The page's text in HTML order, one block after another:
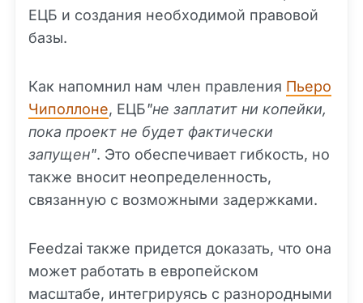
ЕЦБ и создания необходимой правовой
базы.
Как напомнил нам член правления Пьеро
Чиполлоне, ЕЦБ"не заплатит ни копейки,
пока проект не будет фактически
запущен". Это обеспечивает гибкость, но
также вносит неопределенность,
связанную с возможными задержками.
Feedzai также придется доказать, что она
может работать в европейском
масштабе, интегрируясь с разнородными